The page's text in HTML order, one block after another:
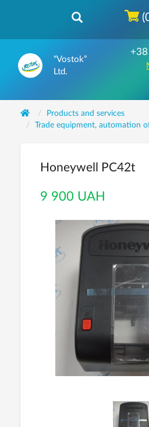
“Vostok”
Ltd.
Products and services
Trade equipment, automation
Honeywell PC42t
9 900 UAH